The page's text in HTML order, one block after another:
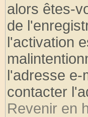
alors êtes-
de
l'activation
l'adresse e-
contacter
Revenir en